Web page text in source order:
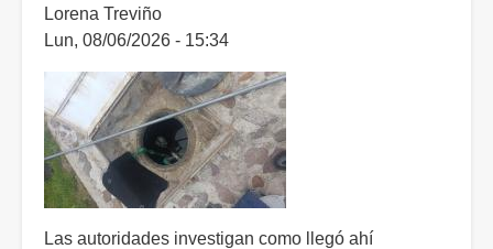
nadaba
en
un
bordo
durante
las
lluvias
Lorena Treviño
Lun, 08/06/2026 - 15:34
Las autoridades investigan como llegó ahí